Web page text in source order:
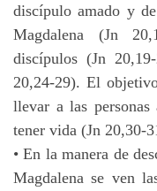
discípulo amado y
Magdalena (Jn
discípulos (Jn
20,24-29). El
llevar a las
tener vida (Jn 20,30-
• En la manera de
Magdalena se ven